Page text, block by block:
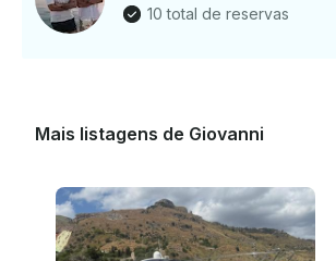
10 total de reservas
Mais listagens de Giovanni